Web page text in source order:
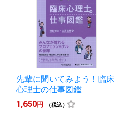
先輩に聞いてみよう！臨床
心理士の仕事図鑑
1,650円 （税込）